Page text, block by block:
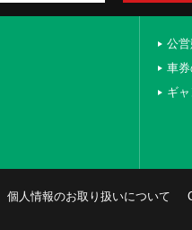
公
車
ギ
個人情報のお取り扱いについて